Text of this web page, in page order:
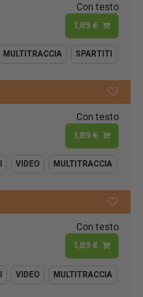
Con testo
1,89 €
MULTITRACCIA SPARTITI
Con testo
1,89 €
VIDEO MULTITRACCIA
Con testo
1,89 €
VIDEO MULTITRACCIA